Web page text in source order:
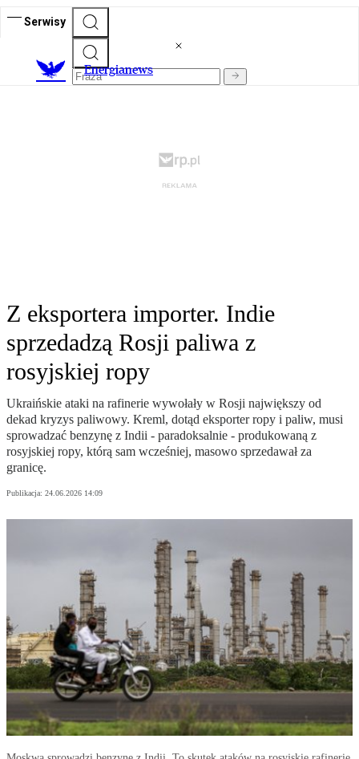
Serwisy
Energianews
Z eksportera importer. Indie
sprzedadzą Rosji paliwa z
rosyjskiej ropy
Ukraińskie ataki na rafinerie wywołały w Rosji największy od
dekad kryzys paliwowy. Kreml, dotąd eksporter ropy i paliw, musi
sprowadzać benzynę z Indii - paradoksalnie - produkowaną z
rosyjskiej ropy, którą sam wcześniej, masowo sprzedawał za
granicę.
Publikacja: 24.06.2026 14:09